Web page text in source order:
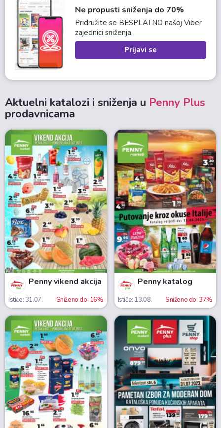
Ne propusti sniženja do 70%
Pridružite se BESPLATNO našoj Viber
zajednici sniženja.
Prijavi se
Aktuelni katalozi i sniženja u Penny Plus
prodavnicama
Penny vikend akcija
Ističe: 31.07. Sniženo do: 16%
Penny katalog
Ističe: 13.08. Sniženo do: 37%